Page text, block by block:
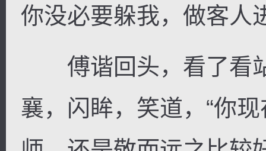
你没必要躲我，做客人
傅谐回头，看了看
襄，闪眸，笑道，“你